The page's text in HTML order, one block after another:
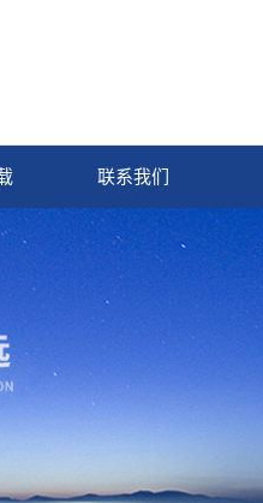
联系我们